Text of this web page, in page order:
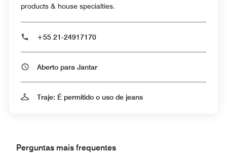
products & house specialties.
+55 21-24917170
Aberto para Jantar
Traje: É permitido o uso de jeans
Perguntas mais frequentes